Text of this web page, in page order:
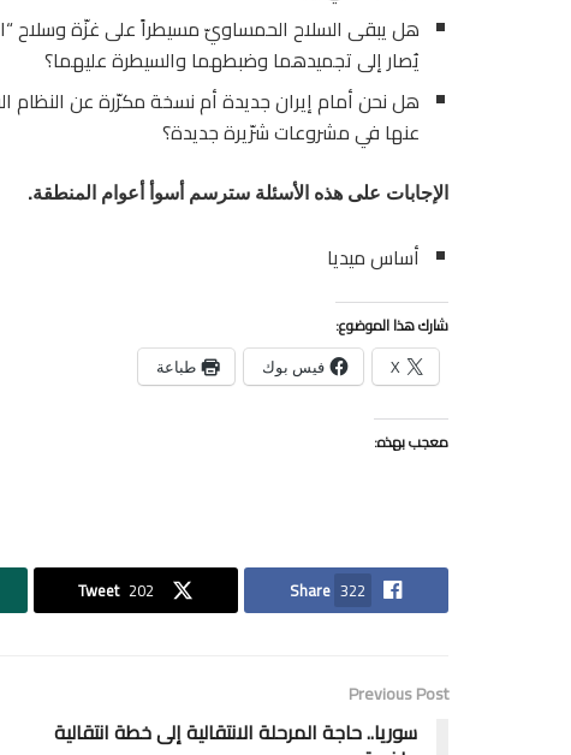
هل يبقى السلاح الحمساويّ مسيطراً على غزّة وسلاح
يُصار إلى تجميدهما وضبطهما والسيطرة عليهما؟
هل نحن أمام إيران جديدة أم نسخة مكرّرة عن النظام
عنها في مشروعات شرّيرة جديدة؟
الإجابات على هذه الأسئلة سترسم أسوأ أعوام المنطقة.
أساس ميديا
شارك هذا الموضوع:
X فيس بوك طباعة
معجب بهذه:
Share 322
Tweet 202
Previous Post
سوريا.. حاجة المرحلة الانتقالية إلى خطة انتقالية